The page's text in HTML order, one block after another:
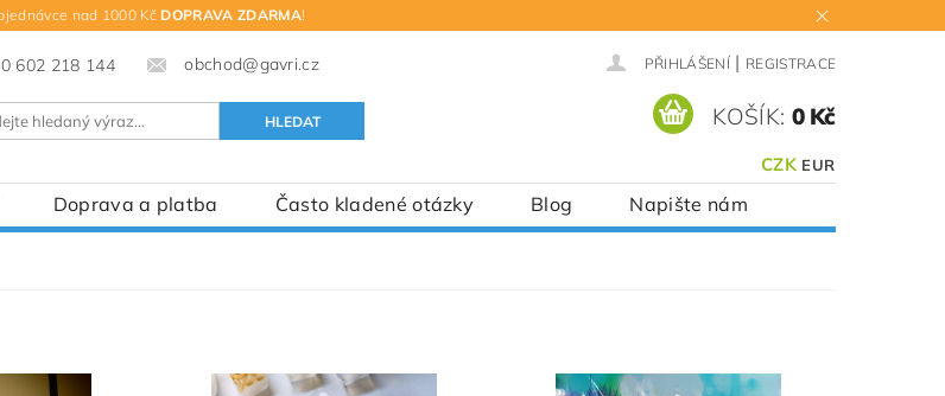
nad 1000 Kč DOPRAVA ZDARMA!
602 218 144 obchod@gavri.cz PŘIHLÁŠENÍ | REGISTRACE
CZK EUR
KOŠÍK: 0 Kč
Doprava a platba Často kladené otázky Blog Napište nám